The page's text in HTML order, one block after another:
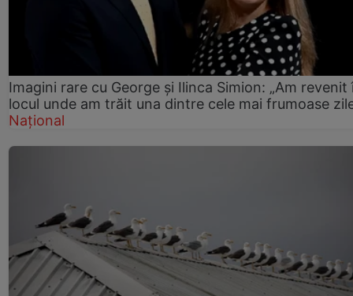
Imagini rare cu George și Ilinca Simion: „Am revenit
locul unde am trăit una dintre cele mai frumoase
Național